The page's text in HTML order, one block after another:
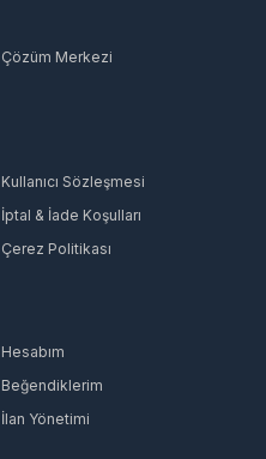
Çözüm Merkezi
Kullanıcı Sözleşmesi
İptal & İade Koşulları
Çerez Politikası
Hesabım
Beğendiklerim
İlan Yönetimi